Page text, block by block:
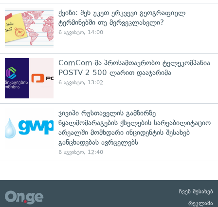
ქვიზი: შენ უკეთ ერკვევი გეოგრაფიულ
ტერმინებში თუ მერვეკლასელი?
6 აგვისტო, 14:00
ComCom-მა პროსამთავრობო ტელეკომპანია
POSTV 2 500 ლარით დააჯარიმა
6 აგვისტო, 13:02
ჯივიპი რუსთაველის გამზირზე
წყალმომარაგების ქსელების სარეაბილიტაციო
არეალში მომხდარი ინციდენტის შესახებ
განცხადებას ავრცელებს
6 აგვისტო, 12:40
ჩვენ შესახებ
რეკლამა